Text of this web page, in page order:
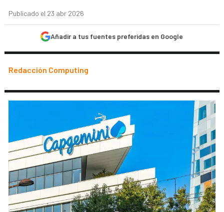
Publicado el 23 abr 2026
Añadir a tus fuentes preferidas en Google
Redacción Computing